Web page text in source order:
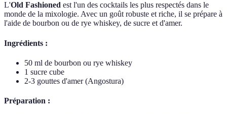
L'Old Fashioned est l'un des cocktails les plus respectés dans le
monde de la mixologie. Avec un goût robuste et riche, il se prépare à
l'aide de bourbon ou de rye whiskey, de sucre et d'amer.
Ingrédients :
50 ml de bourbon ou rye whiskey
1 sucre cube
2-3 gouttes d'amer (Angostura)
Préparation :